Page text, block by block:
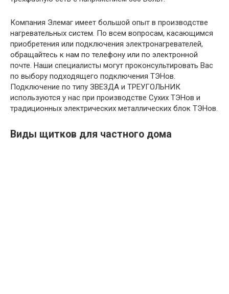
Компания Элемаг имеет большой опыт в производстве
нагревательных систем. По всем вопросам, касающимся
приобретения или подключения электронагревателей,
обращайтесь к нам по телефону или по электронной
почте. Наши специалисты могут проконсультировать Вас
по выбору подходящего подключения ТЭНов.
Подключение по типу ЗВЕЗДА и ТРЕУГОЛЬНИК
используются у нас при производстве Сухих ТЭНов и
традиционных электрических металлических блок ТЭНов.
Виды щитков для частного дома